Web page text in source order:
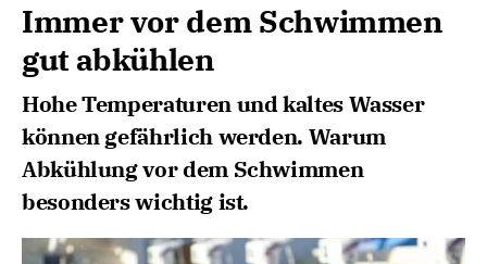
Immer vor dem Schwimmen
gut abkühlen
Hohe Temperaturen und kaltes Wasser
können gefährlich werden. Warum
Abkühlung vor dem Schwimmen
besonders wichtig ist.